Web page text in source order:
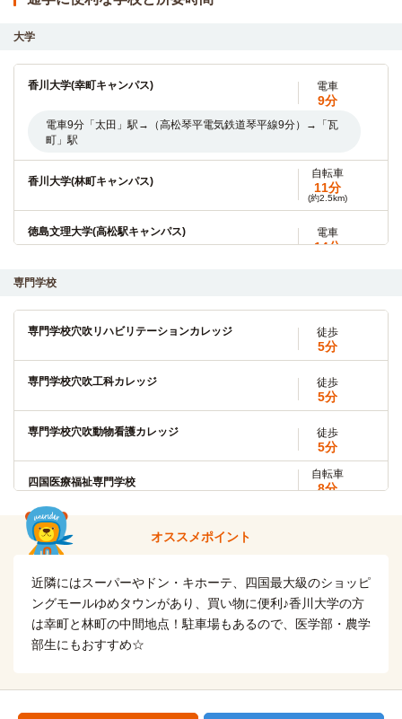
備考・条件
大学
香川大学(幸町キャンパス) 電車
9分
電車9分「太田」駅→（高松琴平電気鉄道琴平線9分）→「瓦
町」駅
香川大学(林町キャンパス)
自転車
11分
(約2.5km)
徳島文理大学(高松駅キャンパス) 電車
14分
香川大学(三木町医学部キャンパス) 原付
20分
香川大学(三木町農学部キャンパス) 原付
22分
香川大学(大学院) 電車
9分
電車9分「太田」駅→（高松琴平電気鉄道琴平線9分）→「瓦
専門学校
専門学校穴吹リハビリテーションカレッジ 徒歩
5分
専門学校穴吹工科カレッジ 徒歩
5分
専門学校穴吹動物看護カレッジ 徒歩
5分
四国医療福祉専門学校
自転車
8分
オススメポイント
近隣にはスーパーやドン・キホーテ、四国最大級のショッピ
ングモールゆめタウンがあり、買い物に便利♪香川大学の方
は幸町と林町の中間地点！駐車場もあるので、医学部・農学
部生にもおすすめ☆